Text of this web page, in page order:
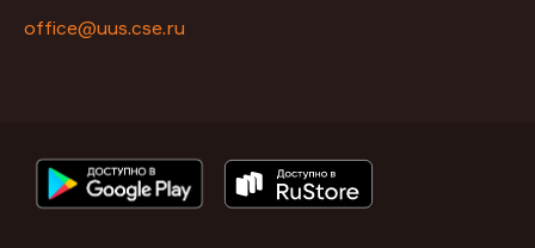
office@uus.cse.ru